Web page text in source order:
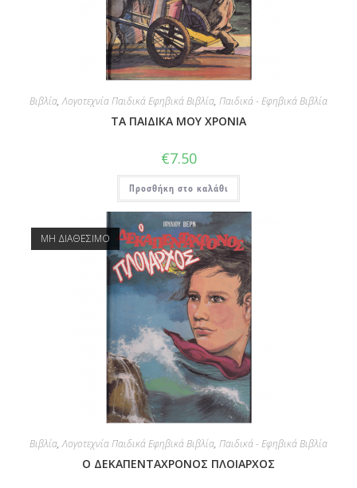
Βιβλία,Λογοτεχνία Παιδικά Εφηβικά Βιβλία, Παιδικά - Εφηβικά Βιβλία
ΤΑ ΠΑΙΔΙΚΑ ΜΟΥ ΧΡΟΝΙΑ
€7.50
Προσθήκη στο καλάθι
ΜΗ ΔΙΑΘΕΣΙΜΟ
Βιβλία,Λογοτεχνία Παιδικά Εφηβικά Βιβλία, Παιδικά - Εφηβικά Βιβλία
Ο ΔΕΚΑΠΕΝΤΑΧΡΟΝΟΣ ΠΛΟΙΑΡΧΟΣ